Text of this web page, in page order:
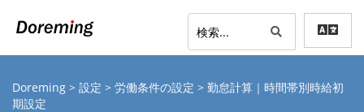
Doreming > 設定 > 労働条件の設定 > 勤怠計算｜時間帯別時給初
期設定